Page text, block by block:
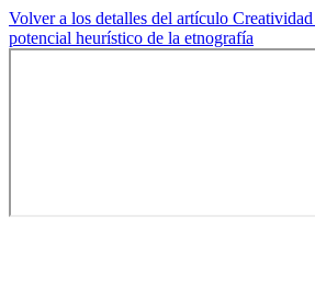
Volver a los detalles del artículo
potencial heurístico de la etnografía